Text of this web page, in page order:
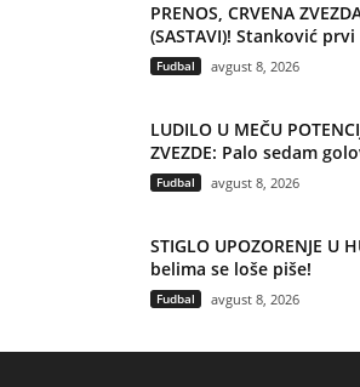
PRENOS, CRVENA
(SASTAVI)! Stanković
Fudbal avgust 8, 2026
LUDILO U MEČU
ZVEZDE: Palo sedam
Fudbal avgust 8, 2026
STIGLO UPOZORENJE U
belima se loše piše!
Fudbal avgust 8, 2026